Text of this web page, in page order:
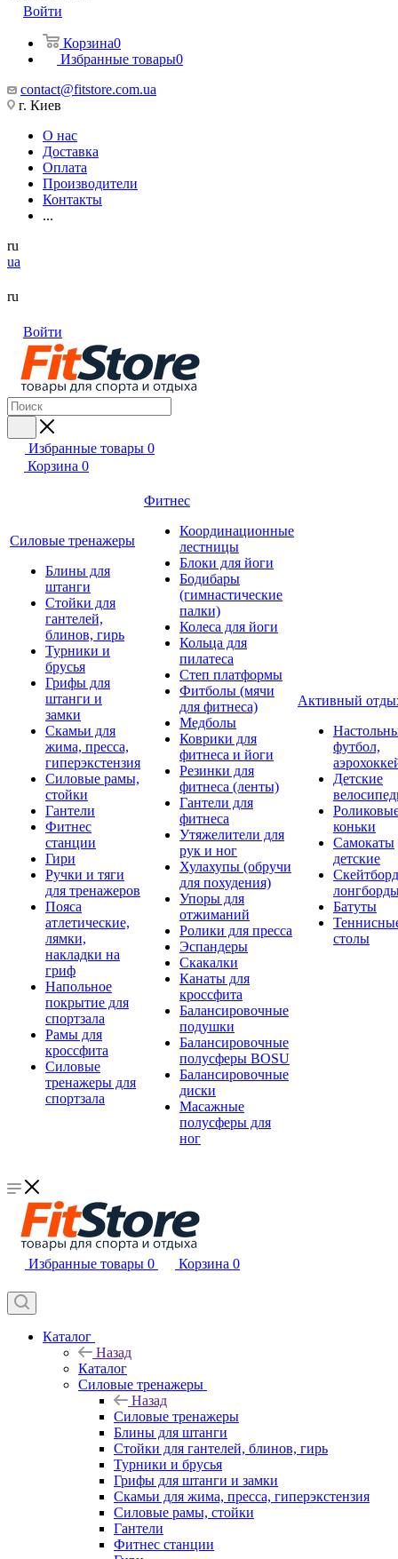
Войти
Корзина0
Избранные товары0
contact@fitstore.com.ua
г. Киев
О нас
Доставка
Оплата
Производители
Контакты
...
ru
ua
ru
Войти
Избранные товары 0
Корзина 0
Силовые тренажеры
Блины для
штанги
Стойки для
гантелей,
блинов, гирь
Турники и
брусья
Грифы для
штанги и
замки
Скамьи для
жима, пресса,
гиперэкстензия
Силовые рамы,
стойки
Гантели
Фитнес
станции
Гири
Ручки и тяги
для тренажеров
Пояса
атлетические,
лямки,
накладки на
гриф
Напольное
покрытие для
спортзала
Рамы для
кроссфита
Силовые
тренажеры для
спортзала
Фитнес
Координационные
лестницы
Блоки для йоги
Бодибары
(гимнастические
палки)
Колеса для йоги
Кольца для
пилатеса
Степ платформы
Фитболы (мячи
для фитнеса)
Медболы
Коврики для
фитнеса и йоги
Резинки для
фитнеса (ленты)
Гантели для
фитнеса
Утяжелители для
рук и ног
Хулахупы (обручи
для похудения)
Упоры для
отжиманий
Ролики для пресса
Эспандеры
Скакалки
Канаты для
кроссфита
Балансировочные
подушки
Балансировочные
полусферы BOSU
Балансировочные
диски
Масажные
полусферы для
ног
Активный
футбол,
Детские
коньки
Самокаты
детские
Батуты
столы
Избранные товары 0 Корзина 0
Каталог
Назад
Каталог
Силовые тренажеры
Назад
Силовые тренажеры
Блины для штанги
Стойки для гантелей, блинов, гирь
Турники и брусья
Грифы для штанги и замки
Скамьи для жима, пресса, гиперэкстензия
Силовые рамы, стойки
Гантели
Фитнес станции